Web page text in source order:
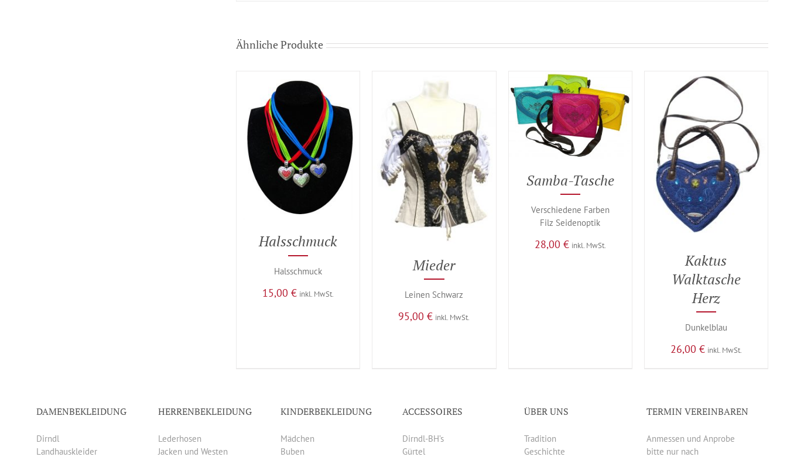
Ähnliche Produkte
Halsschmuck
Halsschmuck
15,00€ inkl. MwSt.
Mieder
Leinen Schwarz
95,00€ inkl. MwSt.
Samba-Tasche
Verschiedene Farben
Filz Seidenoptik
28,00 € inkl. MwSt.
Kaktus
Walktasche
Herz
Dunkelblau
26,00 € inkl. MwSt.
DAMENBEKLEIDUNG
Dirndl
Landhauskleider
HERRENBEKLEIDUNG
Lederhosen
Jacken und Westen
KINDERBEKLEIDUNG
Mädchen
Buben
ACCESSOIRES
Dirndl-BH’s
Gürtel
ÜBER UNS
Tradition
Geschichte
TERMIN VEREINBAREN
Anmessen und Anprobe
bitte nur nach